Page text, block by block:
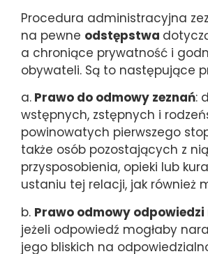
Procedura administracyjna
na pewne odstępstwa
a chroniące prywatność i
obywateli. Są to następujące
a. Prawo do odmowy zeznań:
wstępnych, zstępnych i
powinowatych pierwszego
także osób pozostających z
przysposobienia, opieki lub
ustaniu tej relacji, jak również
b. Prawo odmowy
jeżeli odpowiedź mogłaby
jego bliskich na